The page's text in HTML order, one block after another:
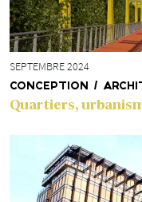
SEPTEMBRE 2024
CONCEPTION /
Quartiers,